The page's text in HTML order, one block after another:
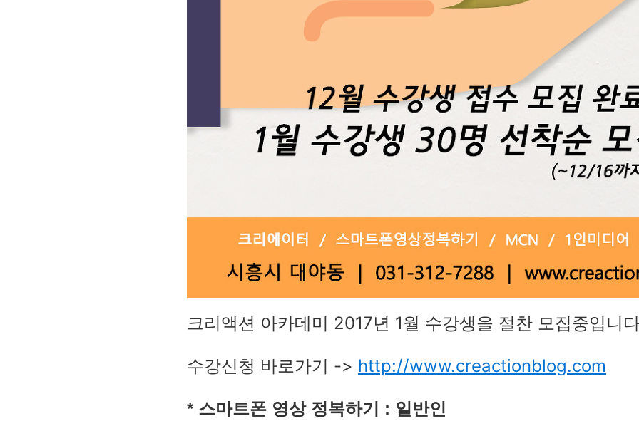
크리액션 아카데미 2017년 1월 수강생을 절찬 모집중입니
수강신청 바로가기 -> http://www.creactionblog.com
* 스마트폰 영상 정복하기 : 일반인